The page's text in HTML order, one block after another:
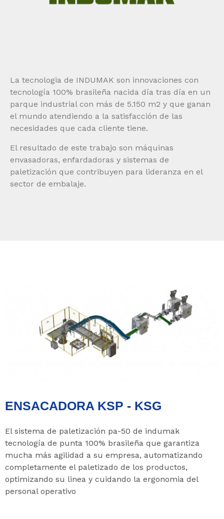
La tecnologia de INDUMAK son innovaciones con
tecnología 100% brasileña nacida día tras día en un
parque industrial con más de 5.150 m2 y que ganan
el mundo atendiendo a la satisfacción de las
necesidades que cada cliente tiene.
El resultado de este trabajo son máquinas
envasadoras, enfardadoras y sistemas de
paletización que contribuyen para lideranza en el
sector de embalaje.
ENSACADORA KSP - KSG
El sistema de paletización pa-50 de indumak
tecnología de punta 100% brasileña que garantiza
mucha más agilidad a su empresa, automatizando
completamente el paletizado de los productos,
optimizando su linea y cuidando la ergonomia del
personal operativo